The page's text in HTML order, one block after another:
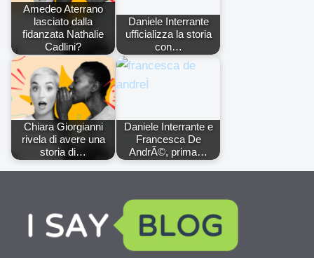
Amedeo Aterrano
lasciato dalla
fidanzata Nathalie
Cadlini?
Daniele Interrante
ufficializza la storia
con…
Chiara Giorgianni
rivela di avere una
storia di…
Daniele Interrante e
Francesca De
AndrÃ©, prima…